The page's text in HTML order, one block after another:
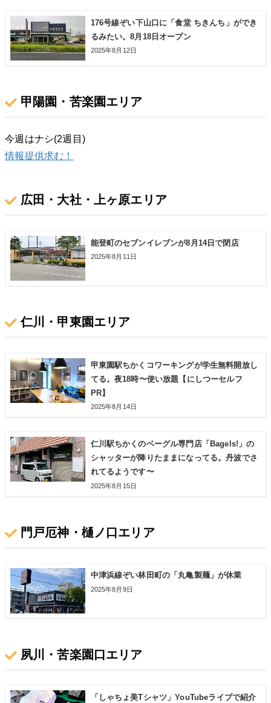
176号線ぞい下山口に「食堂 ちきんち」ができ
るみたい。8月18日オープン
2025年8月12日
甲陽園・苦楽園エリア
今週はナシ(2週目)
情報提供求む！
広田・大社・上ヶ原エリア
能登町のセブンイレブンが8月14日で閉店
2025年8月11日
仁川・甲東園エリア
甲東園駅ちかくコワーキングが学生無料開放し
てる。夜18時〜使い放題【にしつーセルフ
PR】
2025年8月14日
仁川駅ちかくのベーグル専門店「Bagels!」の
シャッターが降りたままになってる。丹波でさ
れてるようです〜
2025年8月15日
門戸厄神・樋ノ口エリア
中津浜線ぞい林田町の「丸亀製麺」が休業
2025年8月9日
夙川・苦楽園口エリア
「しゃちょ美Tシャツ」YouTubeライブで紹介